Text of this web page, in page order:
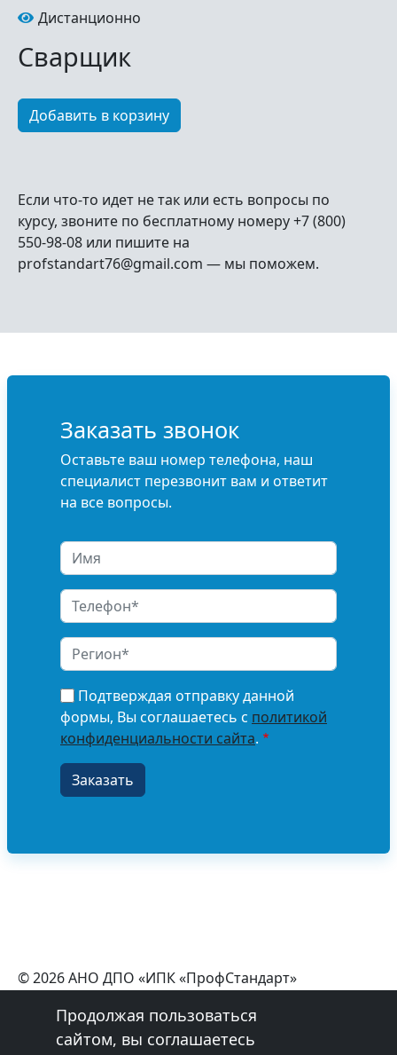
Дистанционно
Сварщик
Если что-то идет не так или есть вопросы по
курсу, звоните по бесплатному номеру +7 (800)
550-98-08 или пишите на
profstandart76@gmail.com — мы поможем.
Заказать звонок
Оставьте ваш номер телефона, наш
специалист перезвонит вам и ответит
на все вопросы.
Подтверждая отправку данной
формы, Вы соглашаетесь с политикой
конфиденциальности сайта.
© 2026 АНО ДПО «ИПК «ПрофСтандарт»
Эл. почта:profstandart76@gmail.com
Обработка персональных данных
Продолжая пользоваться
сайтом, вы соглашаетесь